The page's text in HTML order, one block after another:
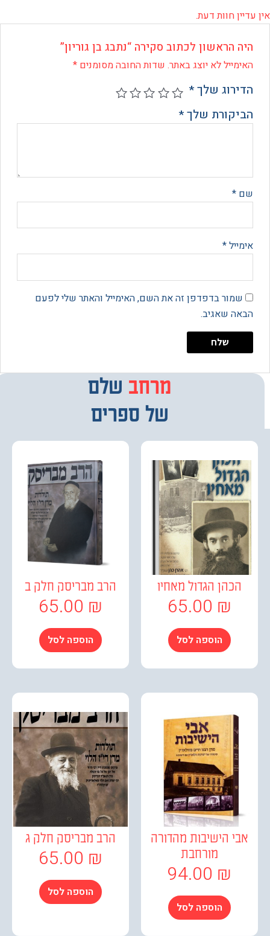
חוות דעת.
הראשון לכתוב סקירה “נתבג בן גוריון”
לא יוצג באתר.שדות החובה מסומנים*
שלך*
שלך*
בדפדפן זה את השם, האימייל והאתר שלי לפעם
שאגיב.
מרחב
מבחרשלם
של ספרים
הגדול מאחיו
65.00
הוספה לסל
הרב מבריסק חלק ב
65.00
הוספה לסל
הישיבות מהדורה
מורחבת
94.00
הוספה לסל
הרב מבריסק חלק ג
65.00
הוספה לסל